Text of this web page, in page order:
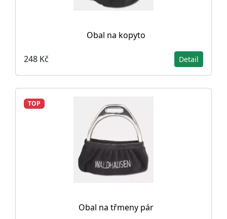
Obal na kopyto
248 Kč Detail
TOP
Obal na třmeny pár